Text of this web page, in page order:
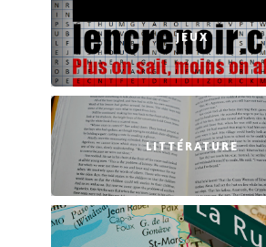
JEUX
LITTÉRATURE